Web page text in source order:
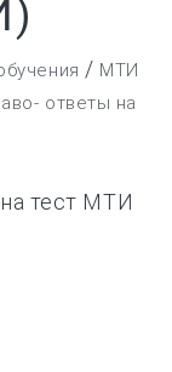
/ МТИ
ответы на
тест МТИ